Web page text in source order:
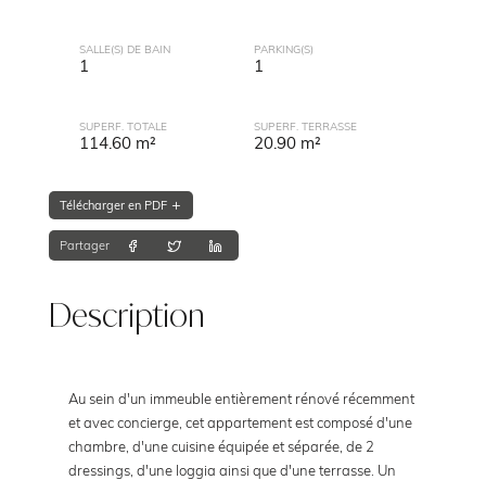
SALLE(S) DE BAIN
1
PARKING(S)
1
SUPERF. TOTALE
114.60 m²
SUPERF. TERRASSE
20.90 m²
Télécharger en PDF
Partager
Description
Au sein d'un immeuble entièrement rénové récemment
et avec concierge, cet appartement est composé d'une
chambre, d'une cuisine équipée et séparée, de 2
dressings, d'une loggia ainsi que d'une terrasse. Un